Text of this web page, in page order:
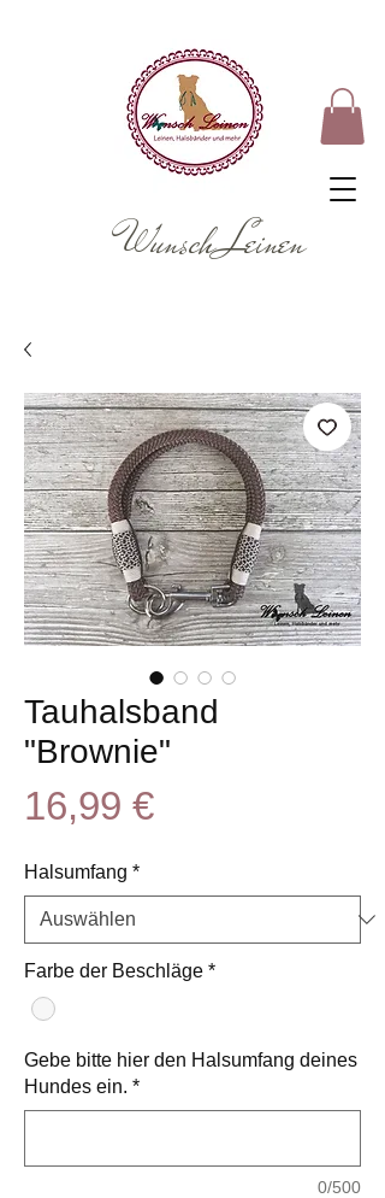
Wunsch Leinen
Tauhalsband
"Brownie"
16,99 €Preis
Halsumfang *
Farbe der Beschläge *
Gebe bitte hier den Halsumfang deines
Hundes ein. *
0/500